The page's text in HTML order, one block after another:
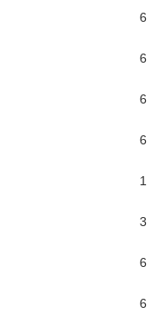
6
6
6
6
1
3
6
6